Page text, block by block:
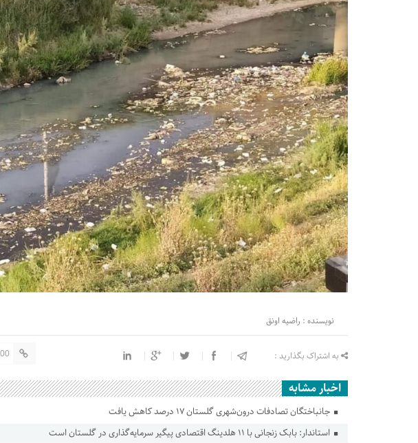
نویسنده : راضیه اونق
به اشتراک بگذارید :
اخبار مشابه
جانباختگان تصادفات درون‌شهری گلستان ۱۷ درصد کاهش یافت
استاندار: بابک زنجانی با ۱۱ هلدینگ اقتصادی پیگیر سرمایه‌گذاری در گلستان است